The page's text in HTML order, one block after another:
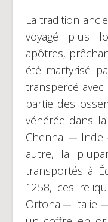
La tradition
voyagé plus
apôtres,
été martyrisé
transpercé avec
partie des
vénérée dans
Chennai ─ Inde
autre, la
transportés à
1258, ces
Ortona ─ Italie